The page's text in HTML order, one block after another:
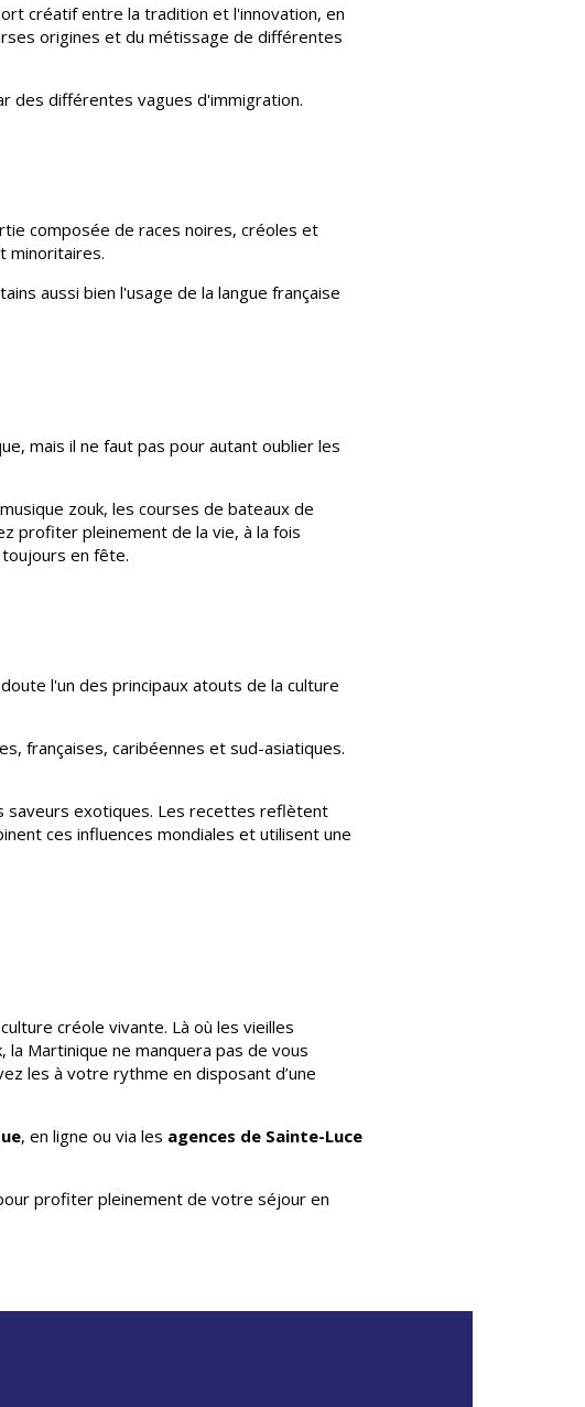
créatif entre la tradition et l'innovation, en
origines et du métissage de différentes
des différentes vagues d'immigration.
composée de races noires, créoles et
minoritaires.
aussi bien l'usage de la langue française
mais il ne faut pas pour autant oublier les
zouk, les courses de bateaux de
profiter pleinement de la vie, à la fois
en fête.
l'un des principaux atouts de la culture
françaises, caribéennes et sud-asiatiques.
saveurs exotiques. Les recettes reflètent
ces influences mondiales et utilisent une
créole vivante. Là où les vieilles
Martinique ne manquera pas de vous
les à votre rythme en disposant d’une
, en ligne ou via les agences de Sainte-Luce
profiter pleinement de votre séjour en